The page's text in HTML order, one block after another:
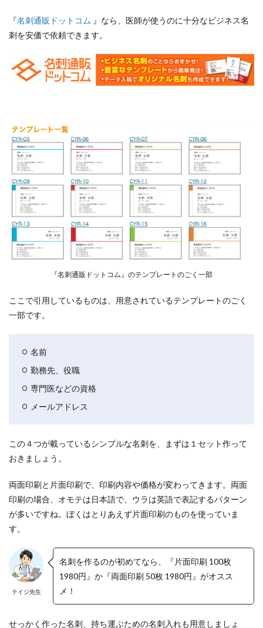
『名刺通販ドットコム 』なら、医師が使うのに十分なビジネス名
刺を安価で依頼できます。
『名刺通販ドットコム』のテンプレートのごく一部
ここで引用しているものは、用意されているテンプレートのごく
一部です。
名前
勤務先、役職
専門医などの資格
メールアドレス
この４つが載っているシンプルな名刺を、まずは１セット作って
おきましょう。
両面印刷と片面印刷で、印刷内容や価格が変わってきます。両面
印刷の場合、オモテは日本語で、ウラは英語で表記するパターン
が多いですね。ぼくはとりあえず片面印刷のものを使っていま
す。
テイジ先生
名刺を作るのが初めてなら、『片面印刷 100枚
1980円』か『両面印刷 50枚 1980円』がオスス
メ！
せっかく作った名刺、持ち運ぶための名刺入れも用意しましょ